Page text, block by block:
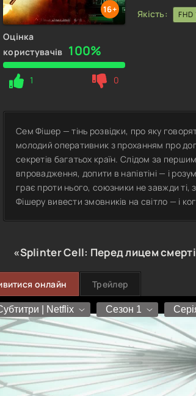
16+
Оцінка
користувачів 100%
1 0
Якість:
FHD
Сем Фішер — тінь розвідки, про яку
молодий оперативник з проханням про
секретів багатьох країн. Слідом за
впровадження, допити в напівтіні — і
грає проти нього, союзники не завжди
Фішеру вивести змовників на світло — і
«Splinter Cell: Перед лицем
онлайн Трейлер